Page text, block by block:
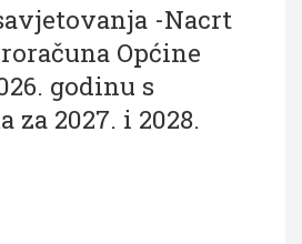
-Nacrt
Općine
godinu s
za 2027. i 2028.